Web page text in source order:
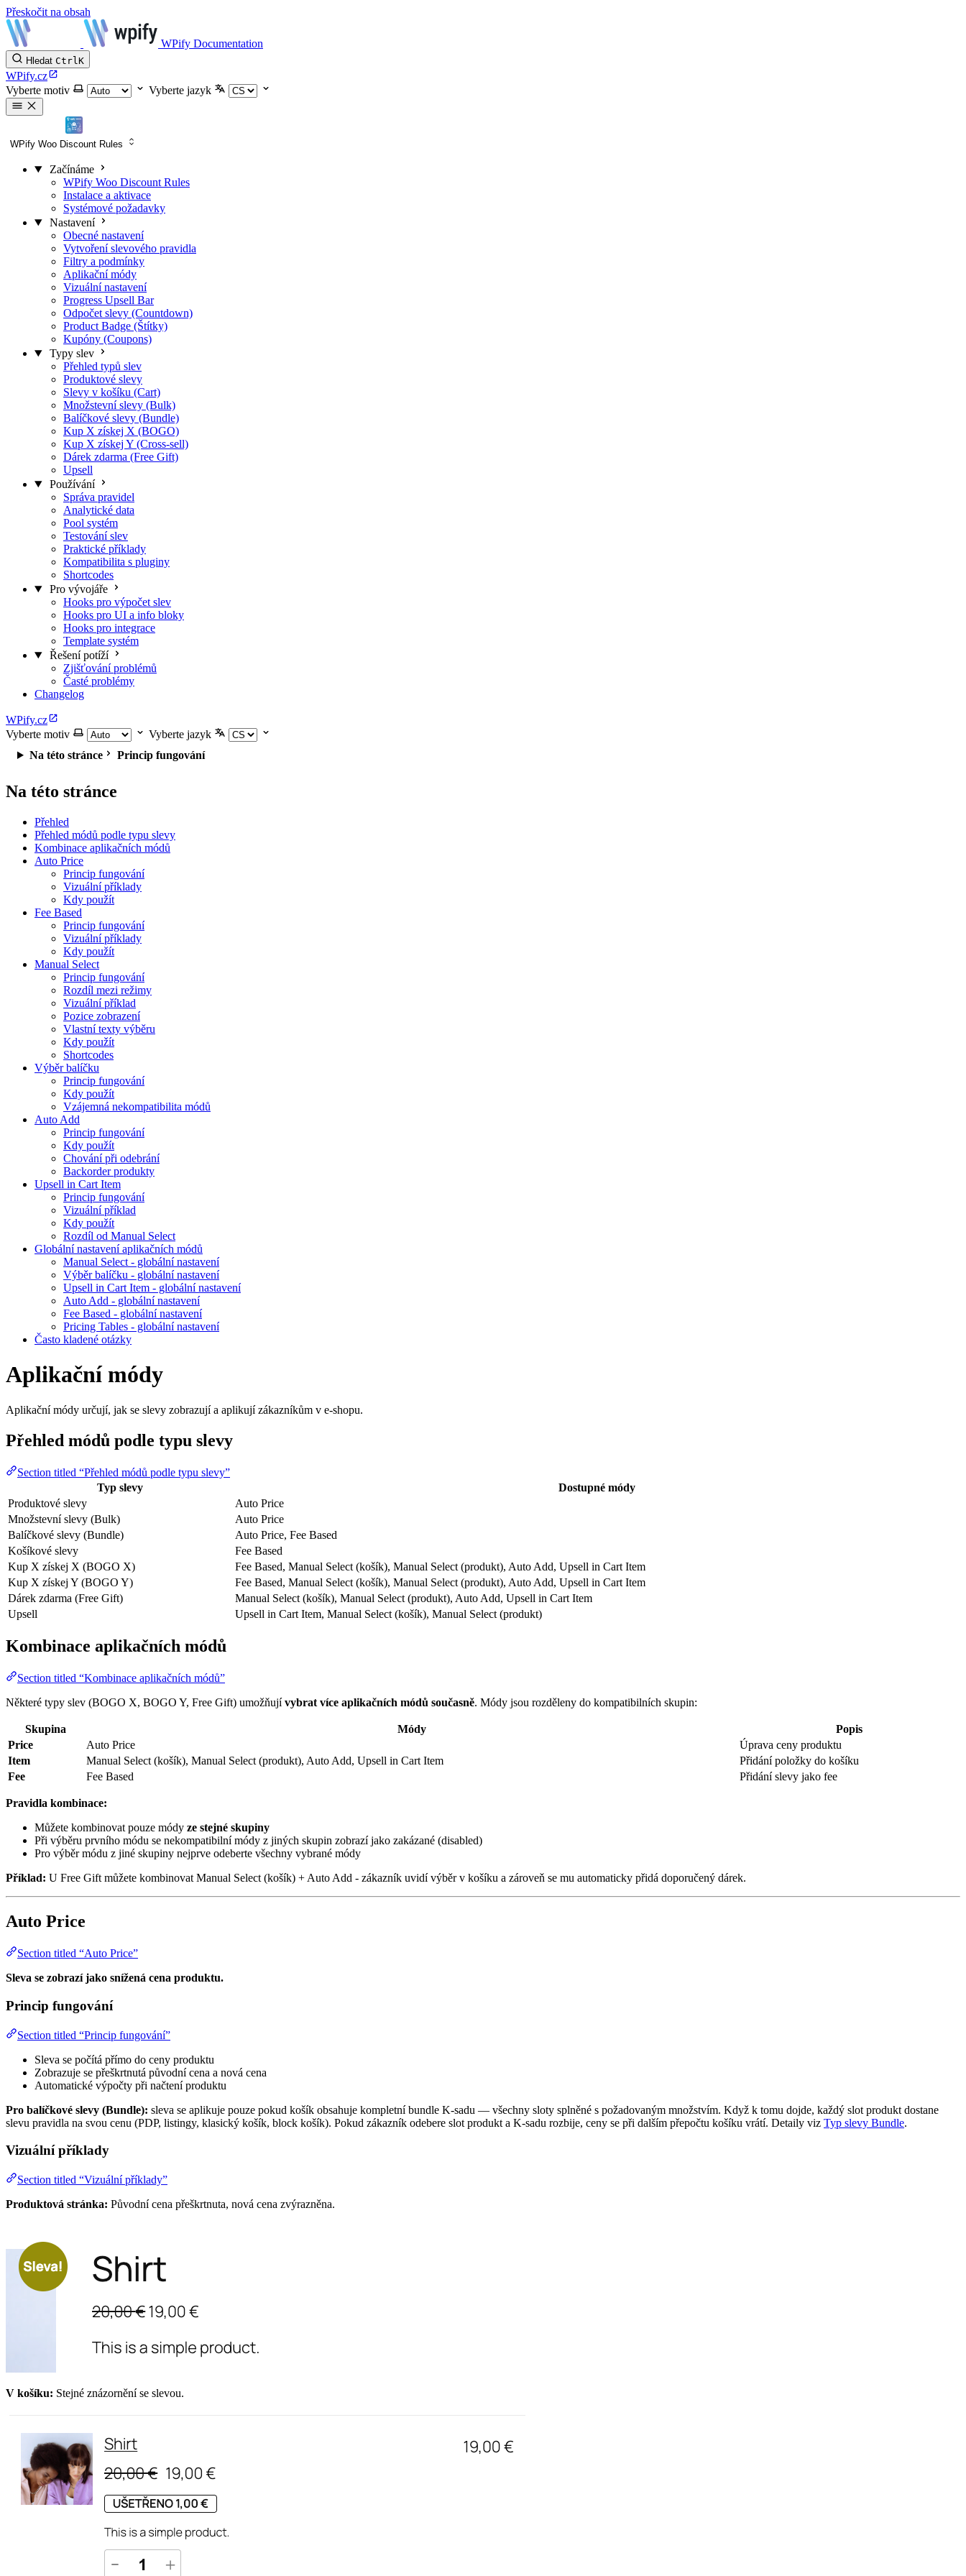
Přeskočit na obsah
WPify Documentation
Hledat CtrlK
WPify.cz
Vyberte motiv
Vyberte jazyk
WPify Woo Discount Rules
Začínáme
WPify Woo Discount Rules
Instalace a aktivace
Systémové požadavky
Nastavení
Obecné nastavení
Vytvoření slevového pravidla
Filtry a podmínky
Aplikační módy
Vizuální nastavení
Progress Upsell Bar
Odpočet slevy (Countdown)
Product Badge (Štítky)
Kupóny (Coupons)
Typy slev
Přehled typů slev
Produktové slevy
Slevy v košíku (Cart)
Množstevní slevy (Bulk)
Balíčkové slevy (Bundle)
Kup X získej X (BOGO)
Kup X získej Y (Cross-sell)
Dárek zdarma (Free Gift)
Upsell
Používání
Správa pravidel
Analytické data
Pool systém
Testování slev
Praktické příklady
Kompatibilita s pluginy
Shortcodes
Pro vývojáře
Hooks pro výpočet slev
Hooks pro UI a info bloky
Hooks pro integrace
Template systém
Řešení potíží
Zjišťování problémů
Časté problémy
Changelog
WPify.cz
Vyberte motiv
Vyberte jazyk
Na této stránce
Princip fungování
Na této stránce
Přehled
Přehled módů podle typu slevy
Kombinace aplikačních módů
Auto Price
Princip fungování
Vizuální příklady
Kdy použít
Fee Based
Princip fungování
Vizuální příklady
Kdy použít
Manual Select
Princip fungování
Rozdíl mezi režimy
Vizuální příklad
Pozice zobrazení
Vlastní texty výběru
Kdy použít
Shortcodes
Výběr balíčku
Princip fungování
Kdy použít
Vzájemná nekompatibilita módů
Auto Add
Princip fungování
Kdy použít
Chování při odebrání
Backorder produkty
Upsell in Cart Item
Princip fungování
Vizuální příklad
Kdy použít
Rozdíl od Manual Select
Globální nastavení aplikačních módů
Manual Select - globální nastavení
Výběr balíčku - globální nastavení
Upsell in Cart Item - globální nastavení
Auto Add - globální nastavení
Fee Based - globální nastavení
Pricing Tables - globální nastavení
Často kladené otázky
Aplikační módy
Aplikační módy určují, jak se slevy zobrazují a aplikují zákazníkům v e-shopu.
Přehled módů podle typu slevy
Section titled “Přehled módů podle typu slevy”
Typ slevy
Dostupné módy
Produktové slevy
Auto Price
Množstevní slevy (Bulk)
Auto Price
Balíčkové slevy (Bundle)
Auto Price, Fee Based
Košíkové slevy
Fee Based
Kup X získej X (BOGO X)
Fee Based, Manual Select (košík), Manual Select (produkt), Auto Add, Upsell in Cart Item
Kup X získej Y (BOGO Y)
Fee Based, Manual Select (košík), Manual Select (produkt), Auto Add, Upsell in Cart Item
Dárek zdarma (Free Gift)
Manual Select (košík), Manual Select (produkt), Auto Add, Upsell in Cart Item
Upsell
Upsell in Cart Item, Manual Select (košík), Manual Select (produkt)
Kombinace aplikačních módů
Section titled “Kombinace aplikačních módů”
Některé typy slev (BOGO X, BOGO Y, Free Gift) umožňujívybrat více aplikačních módů současně. Módy jsou rozděleny do kompatibilních skupin:
Skupina Módy
Popis
Price
Auto Price
Úprava ceny produktu
Item
Manual Select (košík), Manual Select (produkt), Auto Add, Upsell in Cart Item
Přidání položky do košíku
Fee
Fee Based Přidání slevy jako fee
Pravidla kombinace:
Můžete kombinovat pouze módy ze stejné skupiny
Při výběru prvního módu se nekompatibilní módy z jiných skupin zobrazí jako zakázané (disabled)
Pro výběr módu z jiné skupiny nejprve odeberte všechny vybrané módy
Příklad: U Free Gift můžete kombinovat Manual Select (košík) + Auto Add - zákazník uvidí výběr v košíku a zároveň se mu automaticky přidá doporučený dárek.
Auto Price
Section titled “Auto Price”
Sleva se zobrazí jako snížená cena produktu.
Princip fungování
Section titled “Princip fungování”
Sleva se počítá přímo do ceny produktu
Zobrazuje se přeškrtnutá původní cena a nová cena
Automatické výpočty při načtení produktu
Pro balíčkové slevy (Bundle): sleva se aplikuje pouze pokud košík obsahuje kompletní bundle K-sadu — všechny sloty splněné s požadovaným množstvím. Když k tomu dojde, každý slot produkt dostane
slevu pravidla na svou cenu (PDP, listingy, klasický košík, block košík). Pokud zákazník odebere slot produkt a K-sadu rozbije, ceny se při dalším přepočtu košíku vrátí. Detaily viz Typ slevy Bundle.
Vizuální příklady
Section titled “Vizuální příklady”
Produktová stránka: Původní cena přeškrtnuta, nová cena zvýrazněna.
V košíku: Stejné znázornění se slevou.